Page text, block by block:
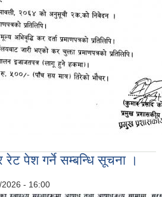
रेट पेश गर्ने सम्बन्धि सूचना ।
- 16:00